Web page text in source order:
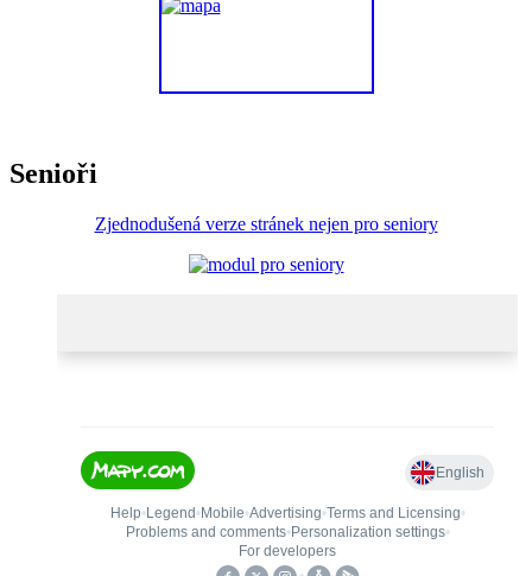
Senioři
Zjednodušená verze stránek nejen pro seniory